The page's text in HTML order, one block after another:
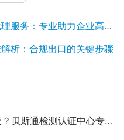
：专业助力企业高效合规出海
析：合规出口的关键步骤
斯通检测认证中心专业解答